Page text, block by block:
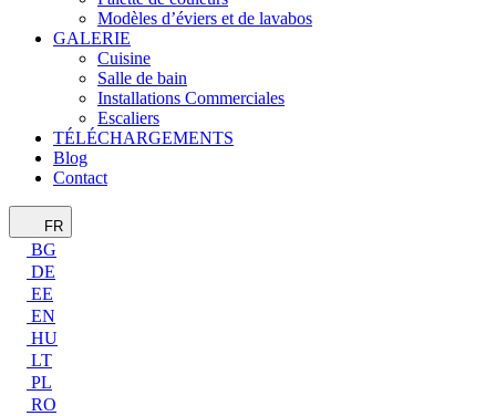
Modèles d’éviers et de lavabos
GALERIE
Cuisine
Salle de bain
Installations Commerciales
Escaliers
TÉLÉCHARGEMENTS
Blog
Contact
FR
BG
DE
EE
EN
HU
LT
PL
RO